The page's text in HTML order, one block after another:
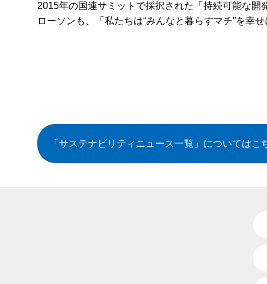
2015年の国連サミットで採択された「持続可能な開
ローソンも、「私たちは“みんなと暮らすマチ”を幸
「サステナビリティニュース一覧」 についてはこ